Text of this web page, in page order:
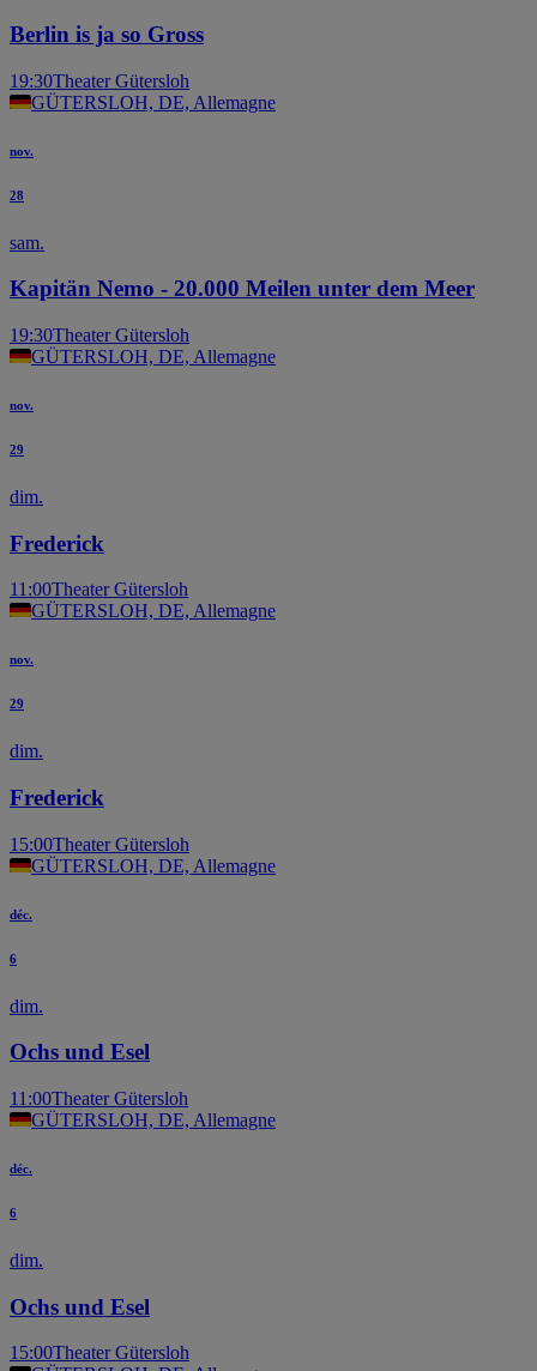
Berlin is ja so Gross
19:30Theater Gütersloh
GÜTERSLOH, DE, Allemagne
nov.
28
sam.
Kapitän Nemo - 20.000 Meilen unter dem Meer
19:30Theater Gütersloh
GÜTERSLOH, DE, Allemagne
nov.
29
dim.
Frederick
11:00Theater Gütersloh
GÜTERSLOH, DE, Allemagne
nov.
29
dim.
Frederick
15:00Theater Gütersloh
GÜTERSLOH, DE, Allemagne
déc.
6
dim.
Ochs und Esel
11:00Theater Gütersloh
GÜTERSLOH, DE, Allemagne
déc.
6
dim.
Ochs und Esel
15:00Theater Gütersloh